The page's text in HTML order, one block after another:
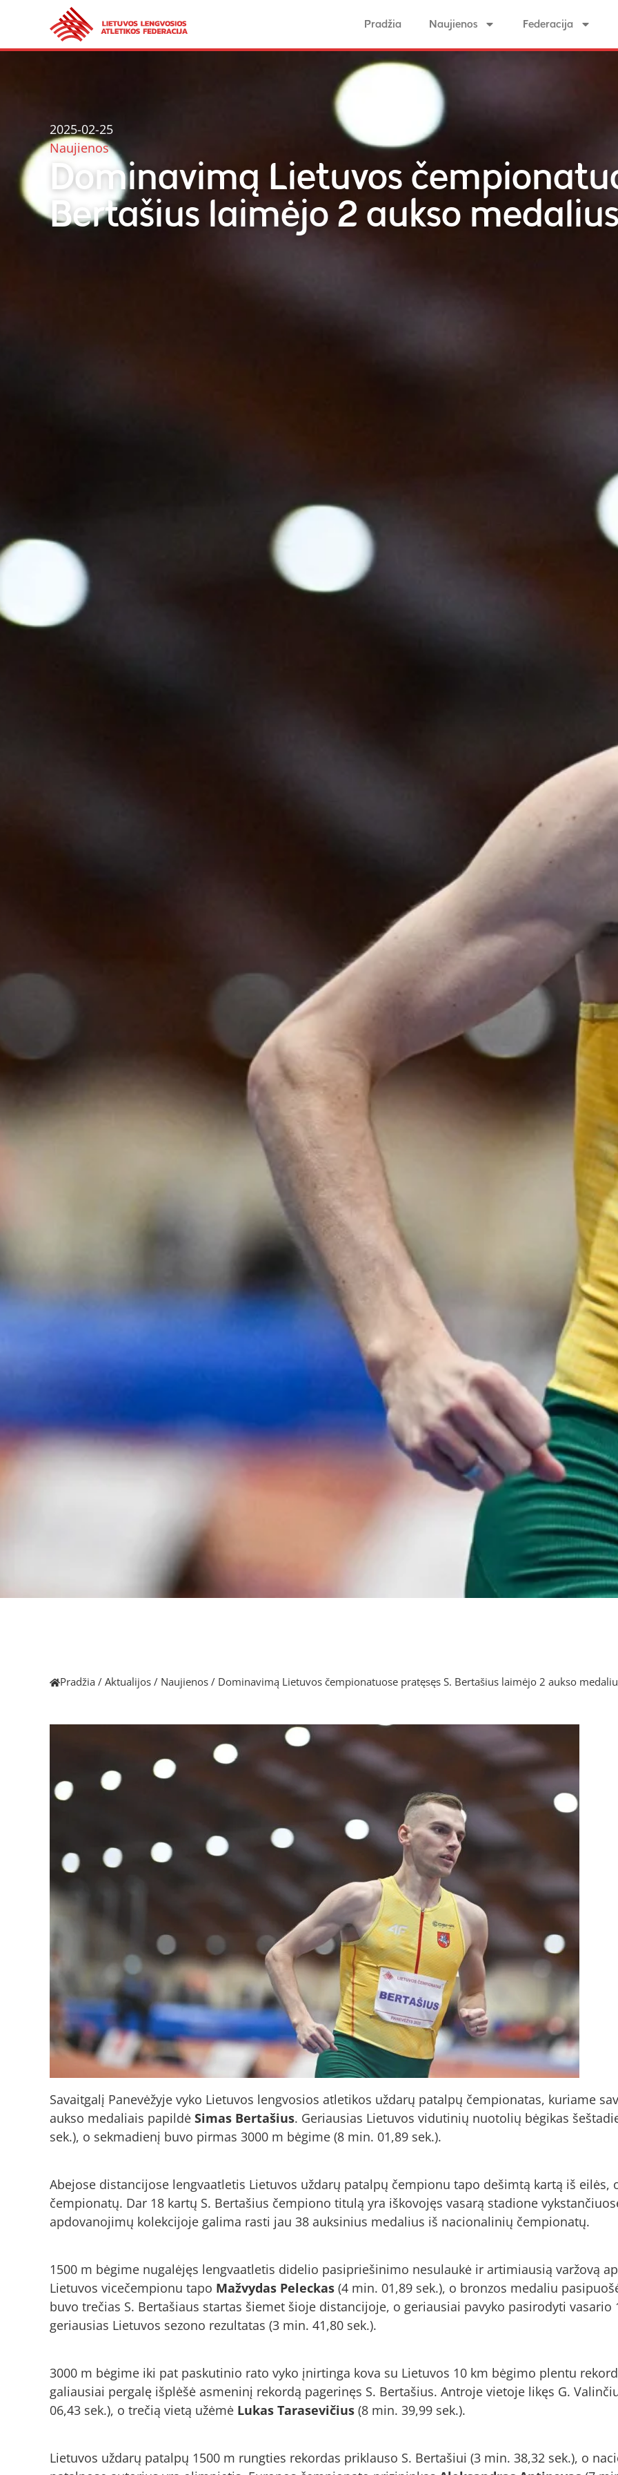
Pradžia Naujienos Federacija
2025-02-25
Naujienos
Dominavimą Lietuvos
Bertašius laimėjo 2 aukso
Pradžia / Aktualijos / Naujienos / Dominavimą Lietuvos čempionatuose pratęsęs S. Bertašius laimėjo 2 aukso
Savaitgalį Panevėžyje vyko Lietuvos lengvosios atletikos uždarų patalpų čempionatas, kuriame
aukso medaliais papildė Simas Bertašius. Geriausias Lietuvos vidutinių nuotolių bėgikas
sek.), o sekmadienį buvo pirmas 3000 m bėgime (8 min. 01,89 sek.).
Abejose distancijose lengvaatletis Lietuvos uždarų patalpų čempionu tapo dešimtą kartą iš
čempionatų. Dar 18 kartų S. Bertašius čempiono titulą yra iškovojęs vasarą stadione
apdovanojimų kolekcijoje galima rasti jau 38 auksinius medalius iš nacionalinių čempionatų.
1500 m bėgime nugalėjęs lengvaatletis didelio pasipriešinimo nesulaukė ir artimiausią varžovą
Lietuvos vicečempionu tapo Mažvydas Peleckas (4 min. 01,89 sek.), o bronzos medaliu
buvo trečias S. Bertašiaus startas šiemet šioje distancijoje, o geriausiai pavyko pasirodyti vasario
geriausias Lietuvos sezono rezultatas (3 min. 41,80 sek.).
3000 m bėgime iki pat paskutinio rato vyko įnirtinga kova su Lietuvos 10 km bėgimo plentu
galiausiai pergalę išplėšė asmeninį rekordą pagerinęs S. Bertašius. Antroje vietoje likęs G.
06,43 sek.), o trečią vietą užėmė Lukas Tarasevičius (8 min. 39,99 sek.).
Lietuvos uždarų patalpų 1500 m rungties rekordas priklauso S. Bertašiui (3 min. 38,32 sek.), o